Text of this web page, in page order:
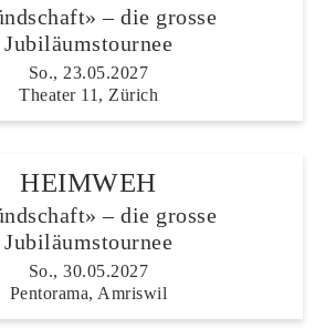
– die grosse
Jubiläumstournee
So., 23.05.2027
Theater 11, Zürich
HEIMWEH
– die grosse
Jubiläumstournee
So., 30.05.2027
Pentorama, Amriswil